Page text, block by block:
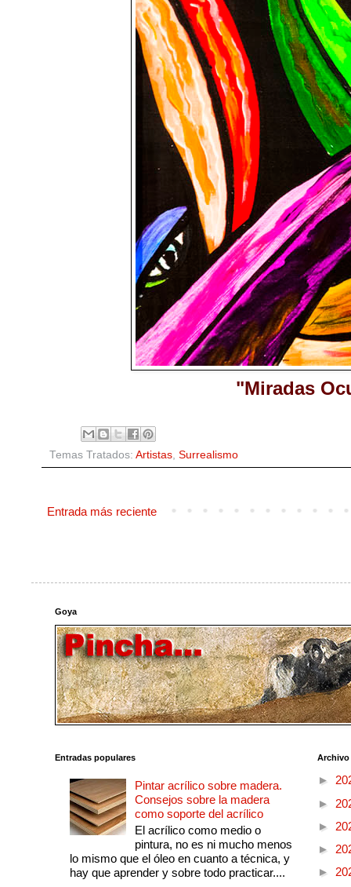
"Miradas
Temas Tratados: Artistas Surrealismo
Entrada más reciente
Goya
Entradas populares
Pintar acrílico sobre madera.
Consejos sobre la madera
como soporte del acrílico
El acrílico como medio o
pintura, no es ni mucho menos
lo mismo que el óleo en cuanto a técnica, y
hay que aprender y sobre todo practicar....
►
►
►
►
►